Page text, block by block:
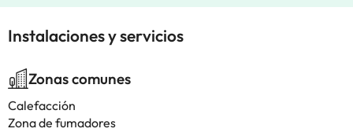
Instalaciones y servicios
Zonas comunes
Calefacción
Zona de fumadores